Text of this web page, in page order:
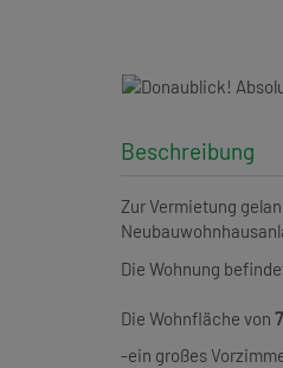
Beschreibung
Zur Vermietung
Die Wohnung
Die Wohnfläche von
-ein großes